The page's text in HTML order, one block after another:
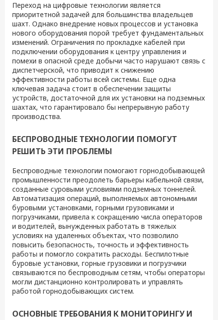
Переход на цифровые технологии является
приоритетной задачей для большинства владельцев
шахт. Однако внедрение новых процессов и установка
нового оборудования порой требует фундаментальных
изменений. Ограничения по прокладке кабелей при
подключении оборудования к центру управления и
помехи в опасной среде добычи часто нарушают связь с
диспетчерской, что приводит к снижению
эффективности работы всей системы. Еще одна
ключевая задача стоит в обеспечении защиты
устройств, достаточной для их установки на подземных
шахтах, что гарантировало бы непрерывную работу
производства.
БЕСПРОВОДНЫЕ ТЕХНОЛОГИИ ПОМОГУТ
РЕШИТЬ ЭТИ ПРОБЛЕМЫ
Беспроводные технологии помогают горнодобывающей
промышленности преодолеть барьеры кабельной связи,
созданные суровыми условиями подземных тоннелей.
Автоматизация операций, выполняемых автономными
буровыми установками, горными грузовиками и
погрузчиками, привела к сокращению числа операторов
и водителей, вынужденных работать в тяжелых
условиях на удаленных объектах, что позволило
повысить безопасность, точность и эффективность
работы и помогло сократить расходы. Беспилотные
буровые установки, горные грузовики и погрузчики
связываются по беспроводным сетям, чтобы операторы
могли дистанционно контролировать и управлять
работой горнодобывающих систем.
ОСНОВНЫЕ ТРЕБОВАНИЯ К МОНИТОРИНГУ И